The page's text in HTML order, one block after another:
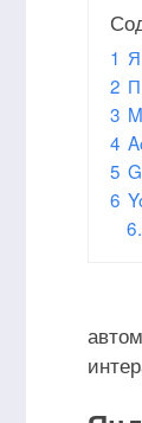
1
2
3
4
5
6